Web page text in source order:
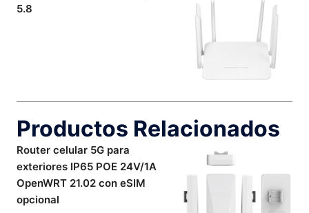
5.8
Productos Relacionados
Router celular 5G para
exteriores IP65 POE 24V/1A
OpenWRT 21.02 con eSIM
opcional